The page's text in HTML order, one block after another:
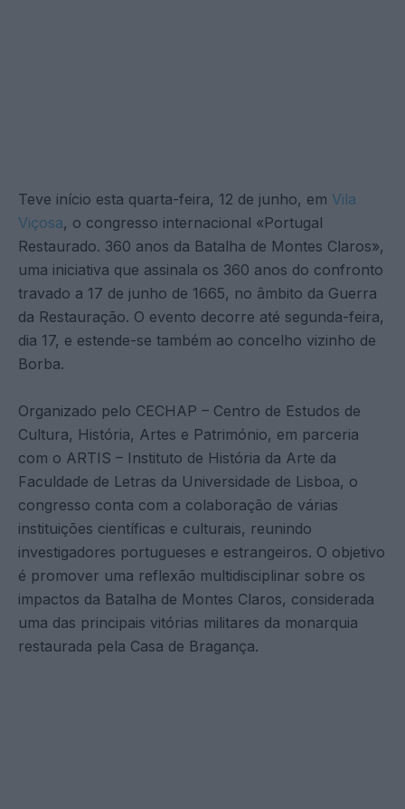
Teve início esta quarta-feira, 12 de junho, em Vila
Viçosa, o congresso internacional «Portugal
Restaurado. 360 anos da Batalha de Montes Claros»,
uma iniciativa que assinala os 360 anos do confronto
travado a 17 de junho de 1665, no âmbito da Guerra
da Restauração. O evento decorre até segunda-feira,
dia 17, e estende-se também ao concelho vizinho de
Borba.
Organizado pelo CECHAP – Centro de Estudos de
Cultura, História, Artes e Património, em parceria
com o ARTIS – Instituto de História da Arte da
Faculdade de Letras da Universidade de Lisboa, o
congresso conta com a colaboração de várias
instituições científicas e culturais, reunindo
investigadores portugueses e estrangeiros. O objetivo
é promover uma reflexão multidisciplinar sobre os
impactos da Batalha de Montes Claros, considerada
uma das principais vitórias militares da monarquia
restaurada pela Casa de Bragança.